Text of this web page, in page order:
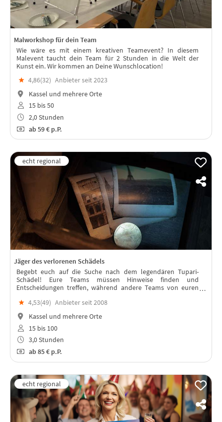
Malworkshop für dein Team
Wie wäre es mit einem kreativen Teamevent? In diesem
Malevent taucht dein Team für 2 Stunden in die Welt der
Kunst ein. Wir kommen an Deine Wunschlocation!
★ 4,86(32) Anbieter seit 2023
Kassel und mehrere Orte
15 bis 50
2,0 Stunden
ab59 € p.P.
Jäger des verlorenen Schädels
Begebt euch auf die Suche nach dem legendären Tupari-
Schädel! Eure Teams müssen Hinweise finden und
Entscheidungen treffen, während andere Teams von euren
Rätseln und unerwarteten Wendungen.
★ 4,53(49) Anbieter seit 2008
Kassel und mehrere Orte
15 bis 100
3,0 Stunden
ab85 € p.P.